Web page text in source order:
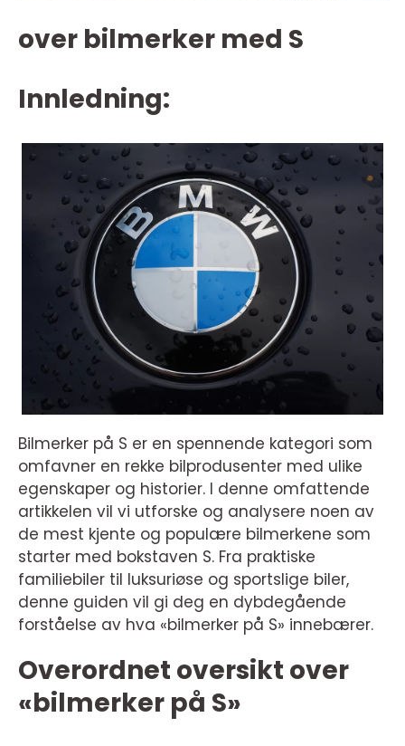
over bilmerker med S
Innledning:
Bilmerker på S er en spennende kategori som
omfavner en rekke bilprodusenter med ulike
egenskaper og historier. I denne omfattende
artikkelen vil vi utforske og analysere noen av
de mest kjente og populære bilmerkene som
starter med bokstaven S. Fra praktiske
familiebiler til luksuriøse og sportslige biler,
denne guiden vil gi deg en dybdegående
forståelse av hva «bilmerker på S» innebærer.
Overordnet oversikt over
«bilmerker på S»